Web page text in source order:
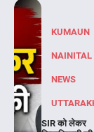
KUMAUN
NAINITAL
NEWS
SIR को लेकर